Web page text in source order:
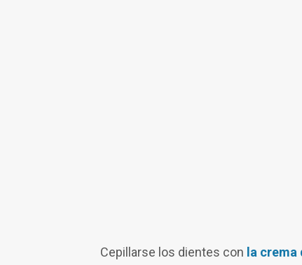
Cepillarse los dientes con la crema